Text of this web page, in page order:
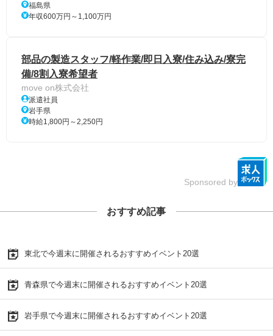
福島県
年収600万円～1,100万円
部品の製造スタッフ/軽作業/即日入寮/住み込み/寮完
備/8割入寮希望者
move on株式会社
派遣社員
岩手県
時給1,800円～2,250円
Sponsored by
おすすめ記事
東北で今週末に開催されるおすすめイベント20選
青森県で今週末に開催されるおすすめイベント20選
岩手県で今週末に開催されるおすすめイベント20選